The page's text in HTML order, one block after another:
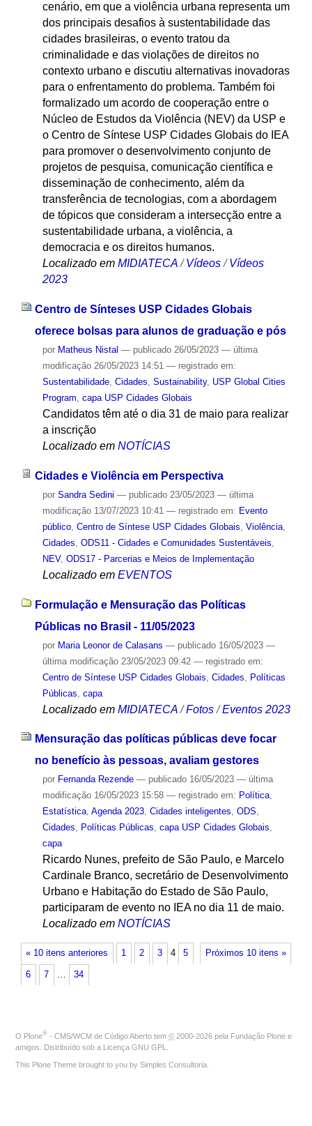
cenário, em que a violência urbana representa um
dos principais desafios à sustentabilidade das
cidades brasileiras, o evento tratou da
criminalidade e das violações de direitos no
contexto urbano e discutiu alternativas inovadoras
para o enfrentamento do problema. Também foi
formalizado um acordo de cooperação entre o
Núcleo de Estudos da Violência (NEV) da USP e
o Centro de Síntese USP Cidades Globais do IEA
para promover o desenvolvimento conjunto de
projetos de pesquisa, comunicação científica e
disseminação de conhecimento, além da
transferência de tecnologias, com a abordagem
de tópicos que consideram a intersecção entre a
sustentabilidade urbana, a violência, a
democracia e os direitos humanos.
Localizado em MIDIATECA / Vídeos / Vídeos
2023
Centro de Sínteses USP Cidades Globais
oferece bolsas para alunos de graduação e pós
por Matheus Nistal — publicado26/05/2023 — última
modificação26/05/2023 14:51 — registrado em:
Sustentabilidade, Cidades, Sustainability, USP Global Cities
Program, capa USP Cidades Globais
Candidatos têm até o dia 31 de maio para realizar
a inscrição
Localizado em NOTÍCIAS
Cidades e Violência em Perspectiva
por Sandra Sedini — publicado23/05/2023 — última
modificação13/07/2023 10:41 — registrado em: Evento
público, Centro de Síntese USP Cidades Globais Violência,
Cidades ODS11 - Cidades e Comunidades Sustentáveis
NEV, ODS17 - Parcerias e Meios de Implementação
Localizado em EVENTOS
Formulação e Mensuração das Políticas
Públicas no Brasil - 11/05/2023
por Maria Leonor de Calasans — publicado16/05/2023 —
última modificação23/05/2023 09:42 — registrado em:
Centro de Síntese USP Cidades Globais Cidades
Políticas
Públicas capa
Localizado em MIDIATECA /Fotos /Eventos 2023
Mensuração das políticas públicas deve focar
no benefício às pessoas, avaliam gestores
por Fernanda Rezende — publicado16/05/2023 — última
modificação16/05/2023 15:58 — registrado em: Política,
Estatística, Agenda 2023, Cidades inteligentes, ODS,
Cidades, Políticas Públicas, capa USP Cidades Globais,
capa
Ricardo Nunes, prefeito de São Paulo, e Marcelo
Cardinale Branco, secretário de Desenvolvimento
Urbano e Habitação do Estado de São Paulo,
participaram de evento no IEA no dia 11 de maio.
Localizado em NOTÍCIAS
« 10 itens anteriores Próximos 10 itens »
1 2 3 4 5
6 7 … 34
O Plone® - CMS/WCM de Código Aberto tem © 2000-2026 pela Fundação Plone e
amigos. Distribuído sob a Licença GNU GPL
This Plone Theme brought to you by Simples Consultoria